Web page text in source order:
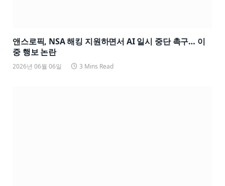
앤스로픽, NSA 해킹 지원하면서 AI 일시 중단 촉구… 이
중 행보 논란
2026년 06월 06일 3 Mins Read